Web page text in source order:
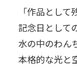
「作品とし
記念日として
水の中のわん
本格的な光と